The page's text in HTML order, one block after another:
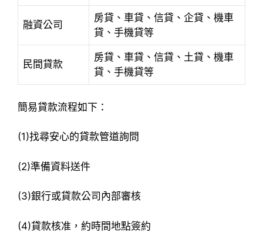
融資公司
房貸、車貸、信貸、企貸、機車
貸、手機貸等
民間貸款
房貸、車貸、信貸、土貸、機車
貸、手機貸等
簡易貸款流程如下：
(1)找尋安心的貸款管道詢問
(2)準備資料送件
(3)銀行或貸款公司內部審核
(4)貸款核准，約時間地點簽約